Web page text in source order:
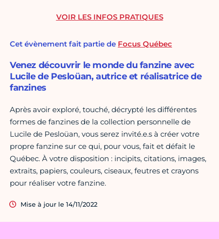
Cet évènement fait partie de Focus Québec
Venez découvrir le monde du fanzine avec
Lucile de Pesloüan, autrice et réalisatrice de
fanzines
Après avoir exploré, touché, décrypté les différentes
formes de fanzines de la collection personnelle de
Lucile de Pesloüan, vous serez invité.e.s à créer votre
propre fanzine sur ce qui, pour vous, fait et défait le
Québec. À votre disposition : incipits, citations, images,
extraits, papiers, couleurs, ciseaux, feutres et crayons
pour réaliser votre fanzine.
Mise à jour le 14/11/2022
VOIR LES INFOS PRATIQUES